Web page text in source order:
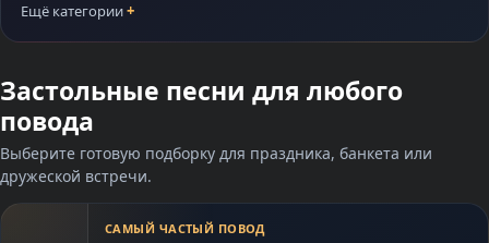
Ещё категории
Застольные песни для любого
повода
Выберите готовую подборку для праздника, банкета или
дружеской встречи.
САМЫЙ ЧАСТЫЙ ПОВОД